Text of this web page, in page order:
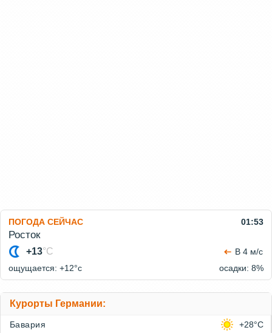
ПОГОДА СЕЙЧАС 01:53
Росток
+13°C
В 4 м/с
ощущается: +12°c
осадки: 8%
Курорты Германии:
Бавария
+28°C